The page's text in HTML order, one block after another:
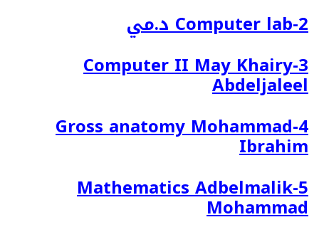
2-Computer lab د.مي
3-Computer II May Khairy
Abdeljaleel
4-Gross anatomy Mohammad
Ibrahim
5-Mathematics Adbelmalik
Mohammad